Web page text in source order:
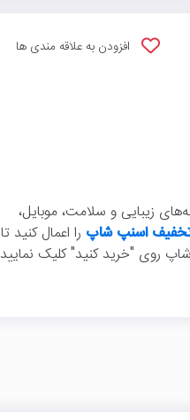
افزودن به علاقه مندی ها
دسته‌های زیبایی و سلامت، موبایل،
اسنپ شاپ را اعمال کنید تا